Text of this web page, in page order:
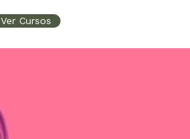
Ver Cursos